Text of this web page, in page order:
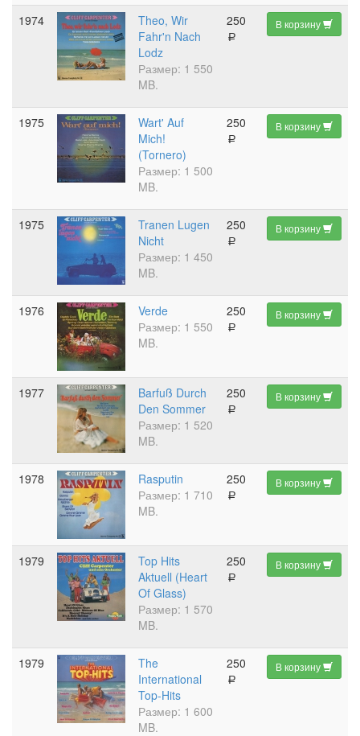
1974
Theo, Wir
Fahr'n Nach
Lodz
Размер: 1 550
MB.
250
a
В корзину
1975
Wart' Auf
Mich!
(Tornero)
Размер: 1 500
MB.
250
a
В корзину
1975
Tranen Lugen
Nicht
Размер: 1 450
MB.
250
a
В корзину
1976
Verde
Размер: 1 550
MB.
250
a
В корзину
1977
Barfuß Durch
Den Sommer
Размер: 1 520
MB.
250
a
В корзину
1978
Rasputin
Размер: 1 710
MB.
250
a
В корзину
1979
Top Hits
Aktuell (Heart
Of Glass)
Размер: 1 570
MB.
250
a
В корзину
1979
The
International
Top-Hits
Размер: 1 600
MB.
250
a
В корзину